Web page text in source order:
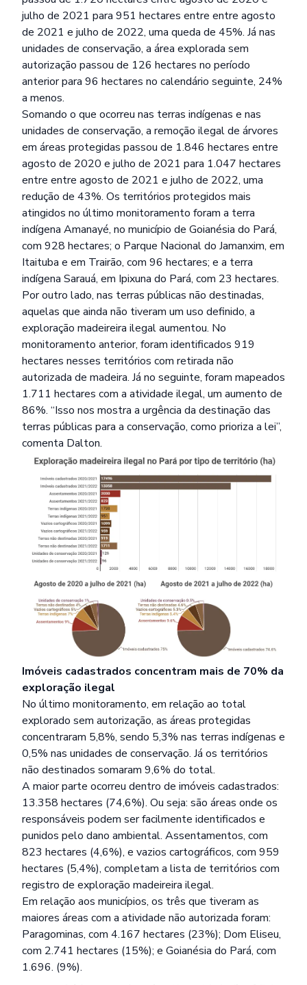
julho de 2021 para 951 hectares entre entre agosto
de 2021 e julho de 2022, uma queda de 45%. Já nas
unidades de conservação, a área explorada sem
autorização passou de 126 hectares no período
anterior para 96 hectares no calendário seguinte, 24%
a menos.
Somando o que ocorreu nas terras indígenas e nas
unidades de conservação, a remoção ilegal de árvores
em áreas protegidas passou de 1.846 hectares entre
agosto de 2020 e julho de 2021 para 1.047 hectares
entre entre agosto de 2021 e julho de 2022, uma
redução de 43%. Os territórios protegidos mais
atingidos no último monitoramento foram a terra
indígena Amanayé, no município de Goianésia do Pará,
com 928 hectares; o Parque Nacional do Jamanxim, em
Itaituba e em Trairão, com 96 hectares; e a terra
indígena Sarauá, em Ipixuna do Pará, com 23 hectares.
Por outro lado, nas terras públicas não destinadas,
aquelas que ainda não tiveram um uso definido, a
exploração madeireira ilegal aumentou. No
monitoramento anterior, foram identificados 919
hectares nesses territórios com retirada não
autorizada de madeira. Já no seguinte, foram mapeados
1.711 hectares com a atividade ilegal, um aumento de
86%. “Isso nos mostra a urgência da destinação das
terras públicas para a conservação, como prioriza a lei”,
comenta Dalton.
Imóveis cadastrados concentram mais de 70% da
exploração ilegal
No último monitoramento, em relação ao total
explorado sem autorização, as áreas protegidas
concentraram 5,8%, sendo 5,3% nas terras indígenas e
0,5% nas unidades de conservação. Já os territórios
não destinados somaram 9,6% do total.
A maior parte ocorreu dentro de imóveis cadastrados:
13.358 hectares (74,6%). Ou seja: são áreas onde os
responsáveis podem ser facilmente identificados e
punidos pelo dano ambiental. Assentamentos, com
823 hectares (4,6%), e vazios cartográficos, com 959
hectares (5,4%), completam a lista de territórios com
registro de exploração madeireira ilegal.
Em relação aos municípios, os três que tiveram as
maiores áreas com a atividade não autorizada foram:
Paragominas, com 4.167 hectares (23%); Dom Eliseu,
com 2.741 hectares (15%); e Goianésia do Pará, com
1.696. (9%).